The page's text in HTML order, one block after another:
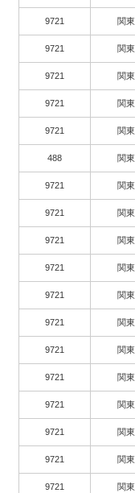
9721 関東
9721 関東
9721 関東
9721 関東
9721 関東
488 関東
9721 関東
9721 関東
9721 関東
9721 関東
9721 関東
9721 関東
9721 関東
9721 関東
9721 関東
9721 関東
9721 関東
9721 関東